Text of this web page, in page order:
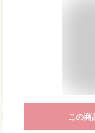
この商